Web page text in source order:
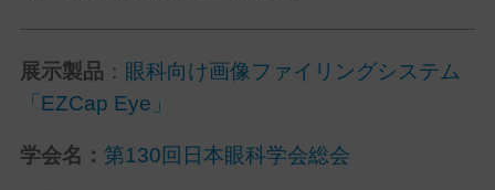
展示製品 ： 眼科向け画像ファイリングシステム
「EZCap Eye」
学会名： 第130回日本眼科学会総会